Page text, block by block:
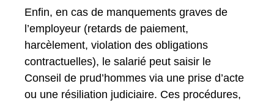
Enfin, en cas de manquements graves de
l’employeur (retards de paiement,
harcèlement, violation des obligations
contractuelles), le salarié peut saisir le
Conseil de prud’hommes via une prise d’acte
ou une résiliation judiciaire. Ces procédures,